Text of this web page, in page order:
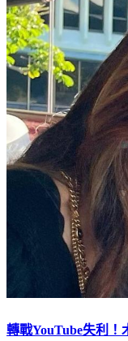
轉戰YouTube失利